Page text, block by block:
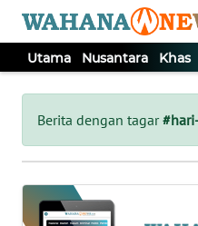
Utama Nusantara Khas
Berita dengan tagar
Tutup
UTAMA
NUSANTARA